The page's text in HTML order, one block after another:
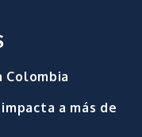
Colombia
a más de